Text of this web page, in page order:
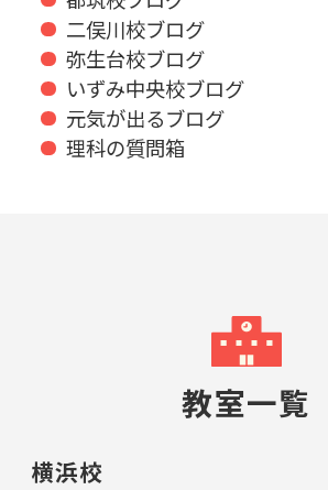
二俣川校ブログ
弥生台校ブログ
いずみ中央校ブログ
元気が出るブログ
理科の質問箱
教室一覧
横浜校